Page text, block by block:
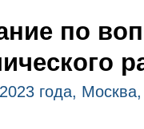
по
года,